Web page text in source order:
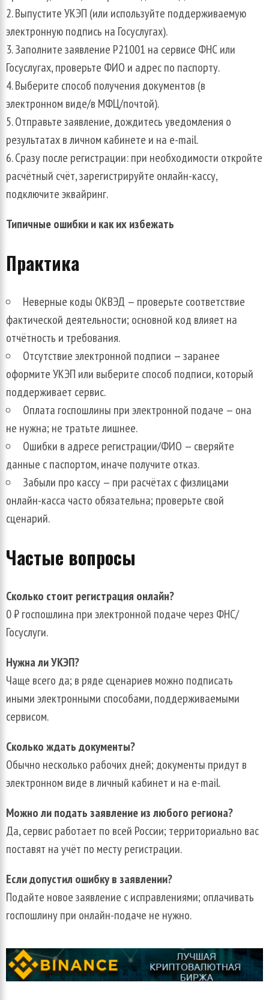
Выпустите УКЭП (или используйте поддерживаемую
электронную подпись на Госуслугах).
Заполните заявление Р21001 на сервисе ФНС или
Госуслугах, проверьте ФИО и адрес по паспорту.
Выберите способ получения документов (в
электронном виде/в МФЦ/почтой).
Отправьте заявление, дождитесь уведомления о
результатах в личном кабинете и на e-mail.
Сразу после регистрации: при необходимости откройте
расчётный счёт, зарегистрируйте онлайн-кассу,
подключите эквайринг.
Типичные ошибки и как их избежать
Практика
Неверные коды ОКВЭД — проверьте соответствие
фактической деятельности; основной код влияет на
отчётность и требования.
Отсутствие электронной подписи — заранее
оформите УКЭП или выберите способ подписи, который
поддерживает сервис.
Оплата госпошлины при электронной подаче — она
не нужна; не тратьте лишнее.
Ошибки в адресе регистрации/ФИО — сверяйте
данные с паспортом, иначе получите отказ.
Забыли про кассу — при расчётах с физлицами
онлайн-касса часто обязательна; проверьте свой
сценарий.
Частые вопросы
Сколько стоит регистрация онлайн?
0 ₽ госпошлина при электронной подаче через ФНС/
Госуслуги.
Нужна ли УКЭП?
Чаще всего да; в ряде сценариев можно подписать
иными электронными способами, поддерживаемыми
сервисом.
Сколько ждать документы?
Обычно несколько рабочих дней; документы придут в
электронном виде в личный кабинет и на e-mail.
Можно ли подать заявление из любого региона?
Да, сервис работает по всей России; территориально вас
поставят на учёт по месту регистрации.
Если допустил ошибку в заявлении?
Подайте новое заявление с исправлениями; оплачивать
госпошлину при онлайн-подаче не нужно.